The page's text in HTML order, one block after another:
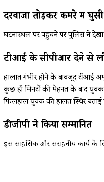
दरवाजा तोड़कर कमरे में
घटनास्थल पर पहुंचने पर पुलिस ने
टीआई के सीपीआर देने से
हालात गंभीर होने के बावजूद टीआई
कुछ ही मिनटों की मेहनत के बाद
फिलहाल युवक की हालत स्थिर बताई
डीजीपी ने किया सम्मानित
इस साहसिक और सराहनीय कार्य के